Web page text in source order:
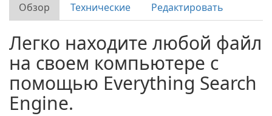
Обзор Технические Редактировать
Легко находите любой файл
на своем компьютере с
помощью Everything Search
Engine.